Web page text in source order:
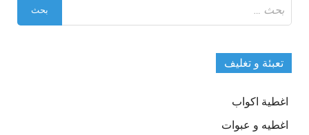
عن:
تعبئة و تغليف
اغطية اكواب
اغطيه و عبوات